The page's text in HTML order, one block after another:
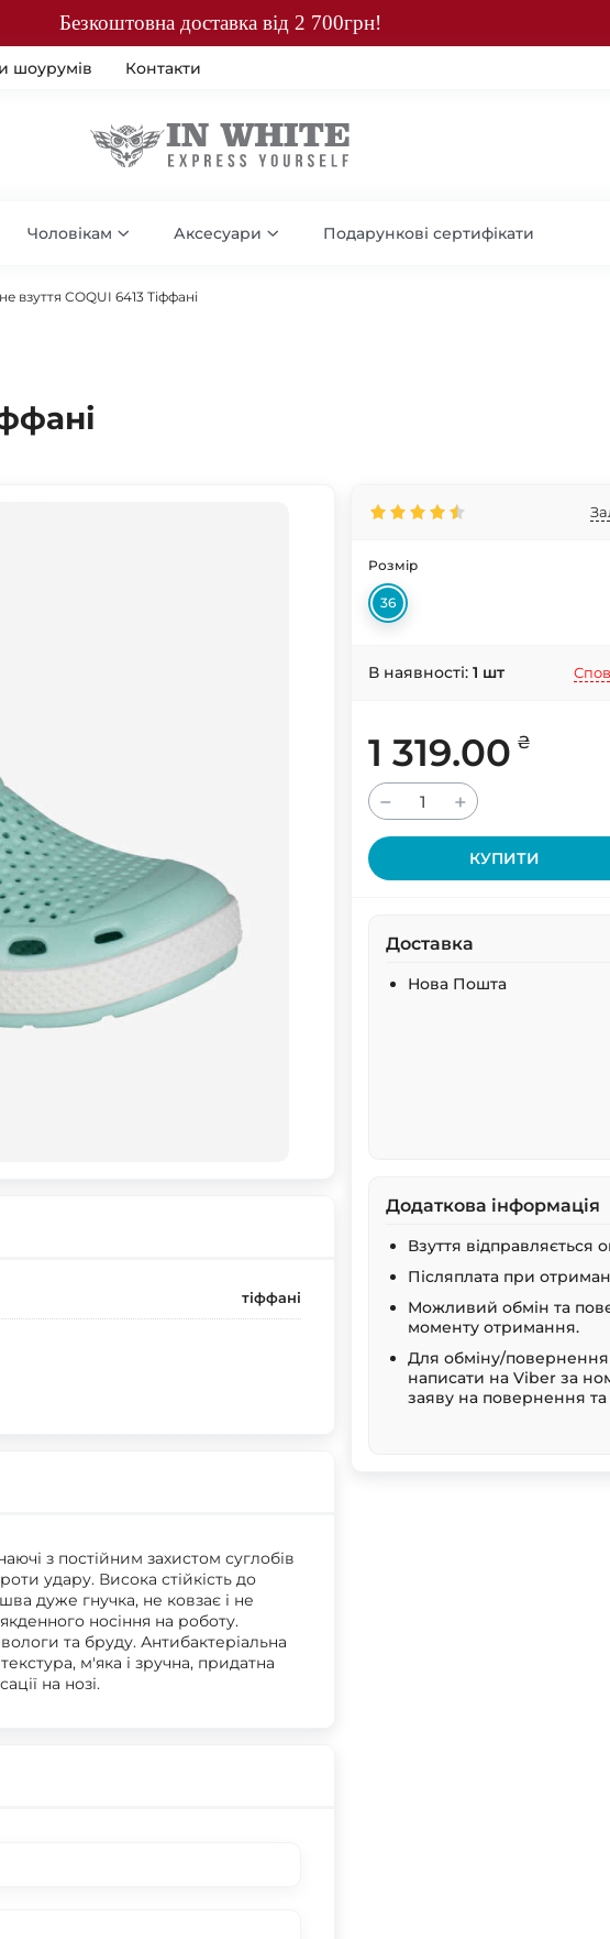
Безкоштовна доставка від 2 700грн!
шоурумів Контакти
Чоловікам Аксесуари Подарункові сертифікати
взуття COQUI 6413 Тіффані
Розмір
36
В наявності: 1 шт
1 319.00 ₴
− +
КУПИТИ
Доставка
Нова Пошта
Додаткова інформація
Взуття
Післяплата при
Можливий обмін та
моменту отримання.
Для обміну/
написати на Viber за
заяву на повернення та
тіффані
з постійним захистом суглобів
удару. Висока стійкість до
дуже гнучка, не ковзає і не
носіння на роботу.
та бруду. Антибактеріальна
м'яка і зручна, придатна
на нозі.